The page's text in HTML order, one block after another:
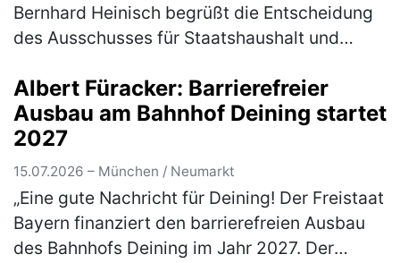
Bernhard Heinisch begrüßt die Entscheidung
des Ausschusses für Staatshaushalt und
3. Nachtrag für die baulichen Brandschutz…
(mehr)
Albert Füracker: Barrierefreier
Ausbau am Bahnhof Deining startet
2027
15.07.2026 – München / Neumarkt
„Eine gute Nachricht für Deining! Der Freistaat
Bayern finanziert den barrierefreien Ausbau
des Bahnhofs Deining im Jahr 2027. Der